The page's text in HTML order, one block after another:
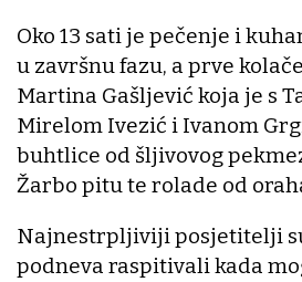
Oko 13 sati je pečenje i
u završnu fazu, a prve
Martina Gašljević koja je s
Mirelom Ivezić i Ivanom
buhtlice od šljivovog
Žarbo pitu te rolade od
Najnestrpljiviji posjetitelji
podneva raspitivali kada